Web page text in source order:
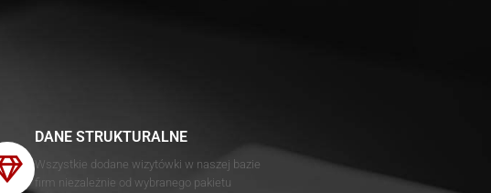
DANE STRUKTURALNE
Wszystkie dodane wizytówki w naszej bazie
firm niezależnie od wybranego pakietu